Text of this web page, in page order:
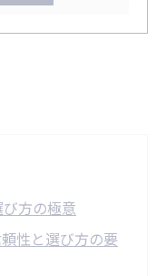
方の極意
性と選び方の要